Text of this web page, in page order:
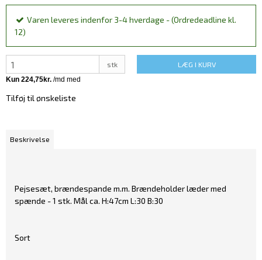
Varen leveres indenfor 3-4 hverdage - (Ordredeadline kl.
12)
stk LÆG I KURV
Tilføj til ønskeliste
Beskrivelse
Pejsesæt, brændespande m.m. Brændeholder læder med
spænde - 1 stk. Mål ca. H:47cm L:30 B:30
Sort